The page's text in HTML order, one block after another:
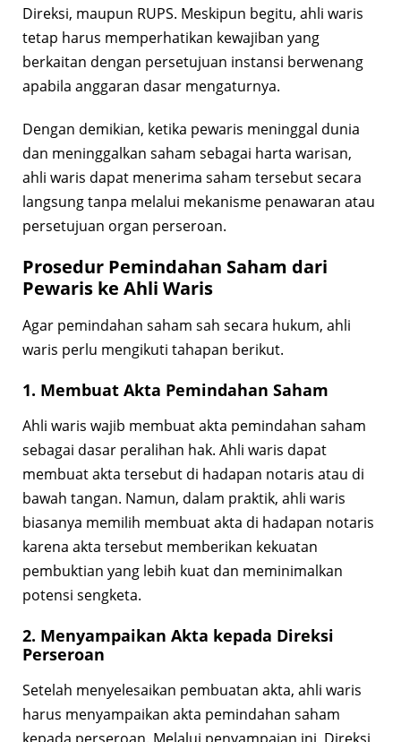
Direksi, maupun RUPS. Meskipun begitu, ahli waris
tetap harus memperhatikan kewajiban yang
berkaitan dengan persetujuan instansi berwenang
apabila anggaran dasar mengaturnya.
Dengan demikian, ketika pewaris meninggal dunia
dan meninggalkan saham sebagai harta warisan,
ahli waris dapat menerima saham tersebut secara
langsung tanpa melalui mekanisme penawaran atau
persetujuan organ perseroan.
Prosedur Pemindahan Saham dari
Pewaris ke Ahli Waris
Agar pemindahan saham sah secara hukum, ahli
waris perlu mengikuti tahapan berikut.
1. Membuat Akta Pemindahan Saham
Ahli waris wajib membuat akta pemindahan saham
sebagai dasar peralihan hak. Ahli waris dapat
membuat akta tersebut di hadapan notaris atau di
bawah tangan. Namun, dalam praktik, ahli waris
biasanya memilih membuat akta di hadapan notaris
karena akta tersebut memberikan kekuatan
pembuktian yang lebih kuat dan meminimalkan
potensi sengketa.
2. Menyampaikan Akta kepada Direksi
Perseroan
Setelah menyelesaikan pembuatan akta, ahli waris
harus menyampaikan akta pemindahan saham